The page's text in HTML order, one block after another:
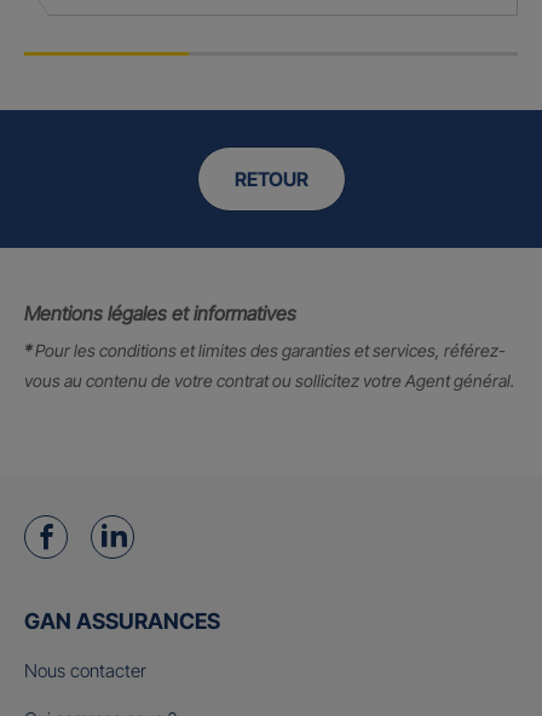
RETOUR
Mentions légales et informatives
*Pour les conditions et limites des garanties et services, référez-
vous au contenu de votre contrat ou sollicitez votre Agent général.
GAN ASSURANCES
Nous contacter